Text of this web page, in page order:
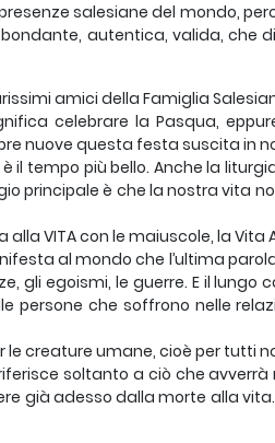
salesiane del mondo,
autentica, valida, che
amici della Famiglia
celebrare la Pasqua,
nuove questa festa suscita in
il tempo più bello. Anche la
principale è che la nostra vita
alla VITA con le maiuscole, la Vita
al mondo che l’ultima
gli egoismi, le guerre. E il
persone che soffrono nelle
le creature umane, cioè per tutti
soltanto a ciò che
già adesso dalla morte alla